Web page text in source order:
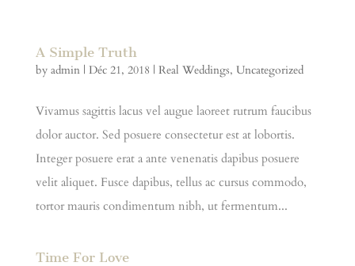
A Simple Truth
by admin| Déc 21, 2018 | Real Weddings, Uncategorized
Vivamus sagittis lacus vel augue laoreet rutrum faucibus
dolor auctor. Sed posuere consectetur est at lobortis.
Integer posuere erat a ante venenatis dapibus posuere
velit aliquet. Fusce dapibus, tellus ac cursus commodo,
tortor mauris condimentum nibh, ut fermentum...
Time For Love